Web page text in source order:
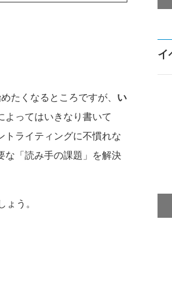
たくなるところですが、 い
よってはいきなり書いて
トライティングに不慣れな
な「読み手の課題」を解決
う。
イ